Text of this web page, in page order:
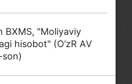
L
BXMS, "Moliyaviy
hisobot" (O’zR АV
son)